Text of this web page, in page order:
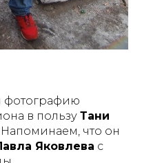
фотографию
в пользу Тани
Напоминаем, что он
Яковлева с